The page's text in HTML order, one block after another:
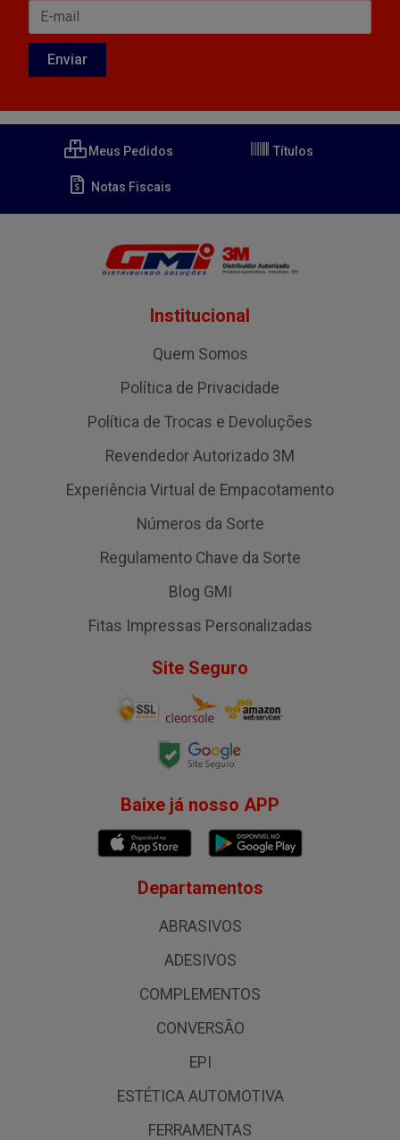
Meus Pedidos Títulos
Notas Fiscais
Institucional
Quem Somos
Política de Privacidade
Política de Trocas e Devoluções
Revendedor Autorizado 3M
Experiência Virtual de Empacotamento
Números da Sorte
Regulamento Chave da Sorte
Blog GMI
Fitas Impressas Personalizadas
Site Seguro
Baixe já nosso APP
Departamentos
ABRASIVOS
ADESIVOS
COMPLEMENTOS
CONVERSÃO
EPI
ESTÉTICA AUTOMOTIVA
FERRAMENTAS